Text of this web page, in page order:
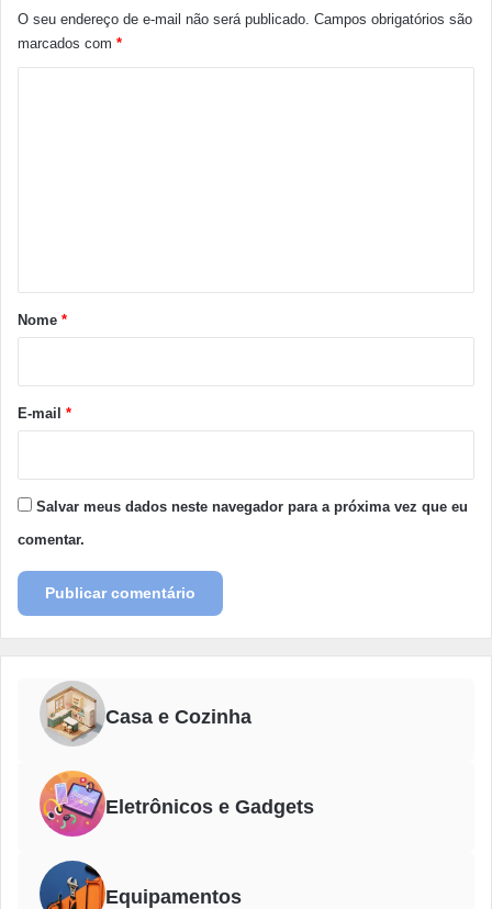
O seu endereço de e-mail não será publicado. Campos obrigatórios são
marcados com *
r
*
Nome *
E-mail *
Salvar meus dados neste navegador para a próxima vez que eu
comentar.
Casa e Cozinha
Eletrônicos e Gadgets
Equipamentos